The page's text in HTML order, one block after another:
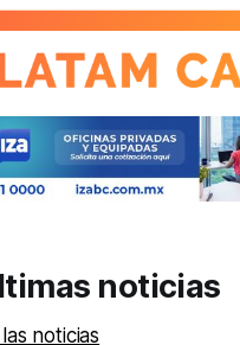
noticias
noticias